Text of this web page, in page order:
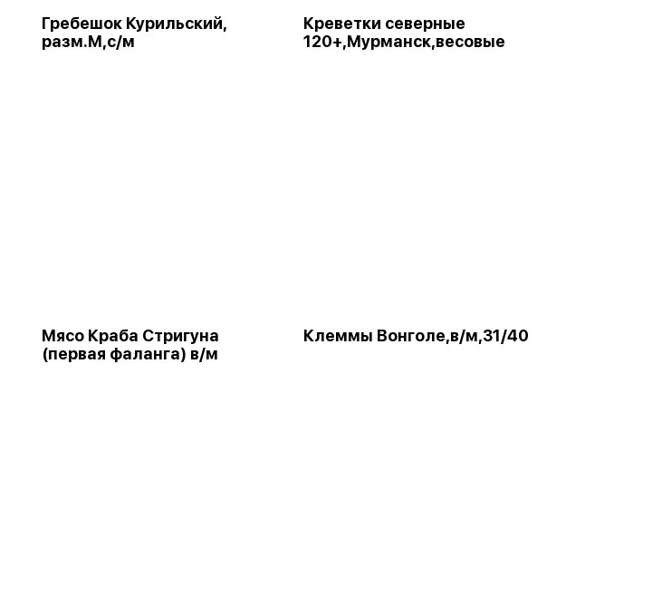
Гребешок Курильский,
разм.М,с/м
Креветки северные
120+,Мурманск,весовые
Мясо Краба Стригуна
(первая фаланга) в/м
Клеммы Вонголе,в/м,31/40